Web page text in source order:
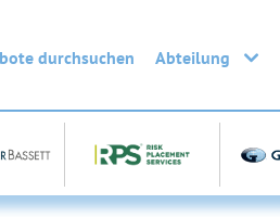
durchsuchen Abteilung